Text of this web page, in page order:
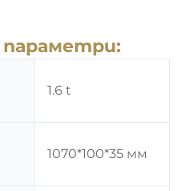
1.6 t
1070*100*35 мм